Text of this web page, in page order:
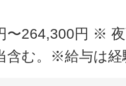
〜264,300円 ※ 夜
含む。※給与は